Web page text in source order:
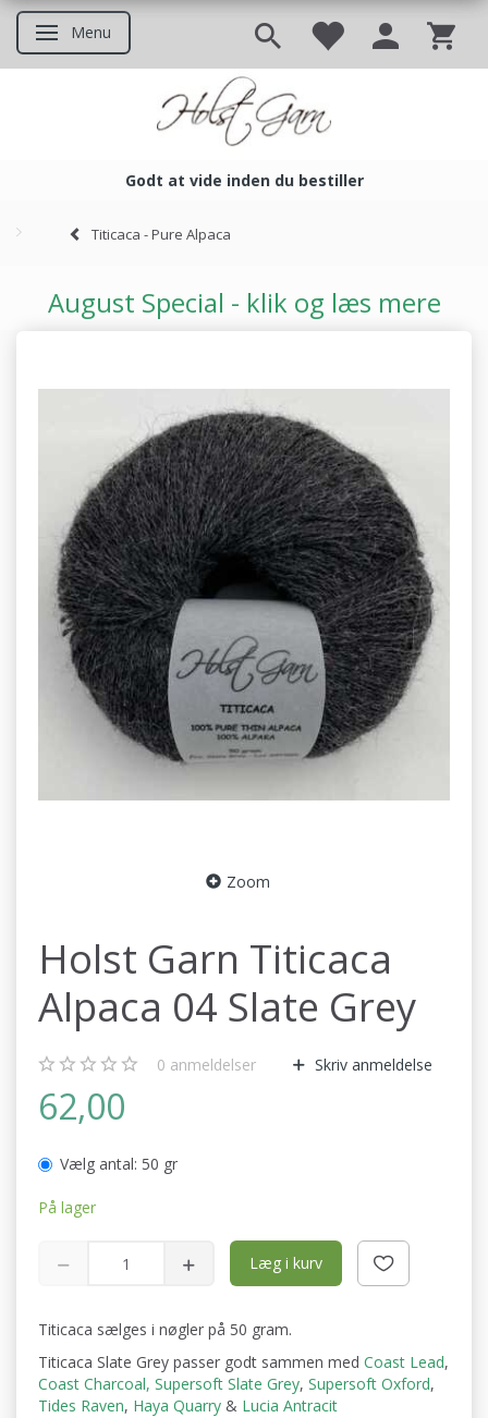
Skifte navigation
Menu
Godt at vide inden du bestiller
Titicaca - Pure Alpaca
August Special - klik og læs mere
Zoom
Holst Garn Titicaca
Alpaca 04 Slate Grey
0 anmeldelser Skriv anmeldelse
62,00
Vælg antal: 50 gr
På lager
Læg i kurv
Titicaca sælges i nøgler på 50 gram.
Titicaca Slate Grey passer godt sammen med Coast Lead,
Coast Charcoal, Supersoft Slate Grey, Supersoft Oxford,
Tides Raven, Haya Quarry & Lucia Antracit